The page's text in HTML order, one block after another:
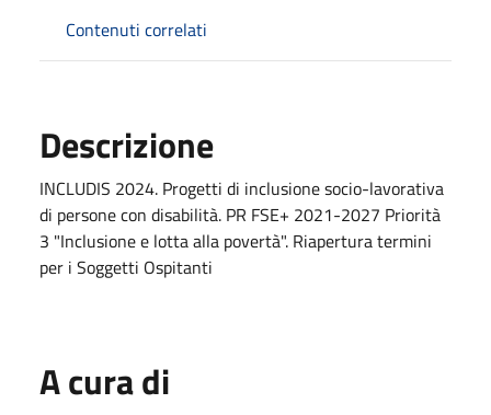
Contenuti correlati
Descrizione
INCLUDIS 2024. Progetti di inclusione socio-lavorativa
di persone con disabilità. PR FSE+ 2021-2027 Priorità
3 "Inclusione e lotta alla povertà". Riapertura termini
per i Soggetti Ospitanti
A cura di